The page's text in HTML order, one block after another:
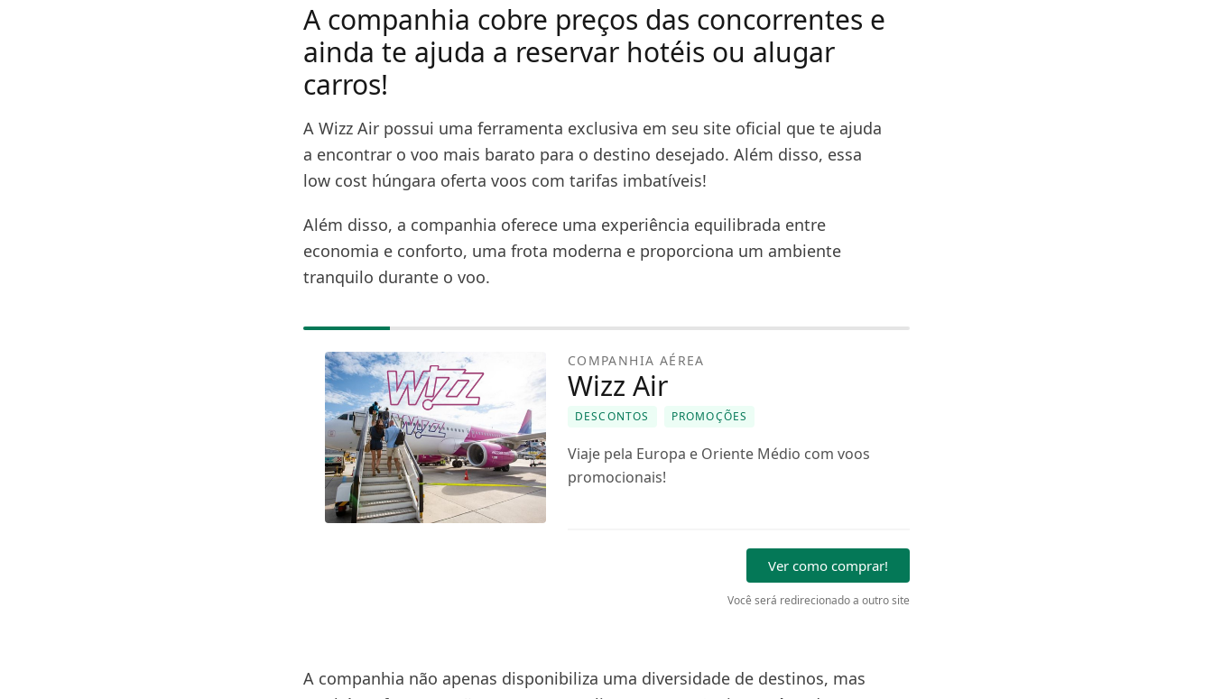
A companhia cobre preços das concorrentes e
ainda te ajuda a reservar hotéis ou alugar
carros!
A Wizz Air possui uma ferramenta exclusiva em seu site oficial que te ajuda
a encontrar o voo mais barato para o destino desejado. Além disso, essa
low cost húngara oferta voos com tarifas imbatíveis!
Além disso, a companhia oferece uma experiência equilibrada entre
economia e conforto, uma frota moderna e proporciona um ambiente
tranquilo durante o voo.
COMPANHIA AÉREA
Wizz Air
DESCONTOS PROMOÇÕES
Viaje pela Europa e Oriente Médio com voos
promocionais!
Ver como comprar!
Você será redirecionado a outro site
A companhia não apenas disponibiliza uma diversidade de destinos, mas